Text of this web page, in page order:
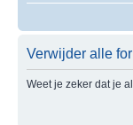
Verwijder alle
Weet je zeker dat je